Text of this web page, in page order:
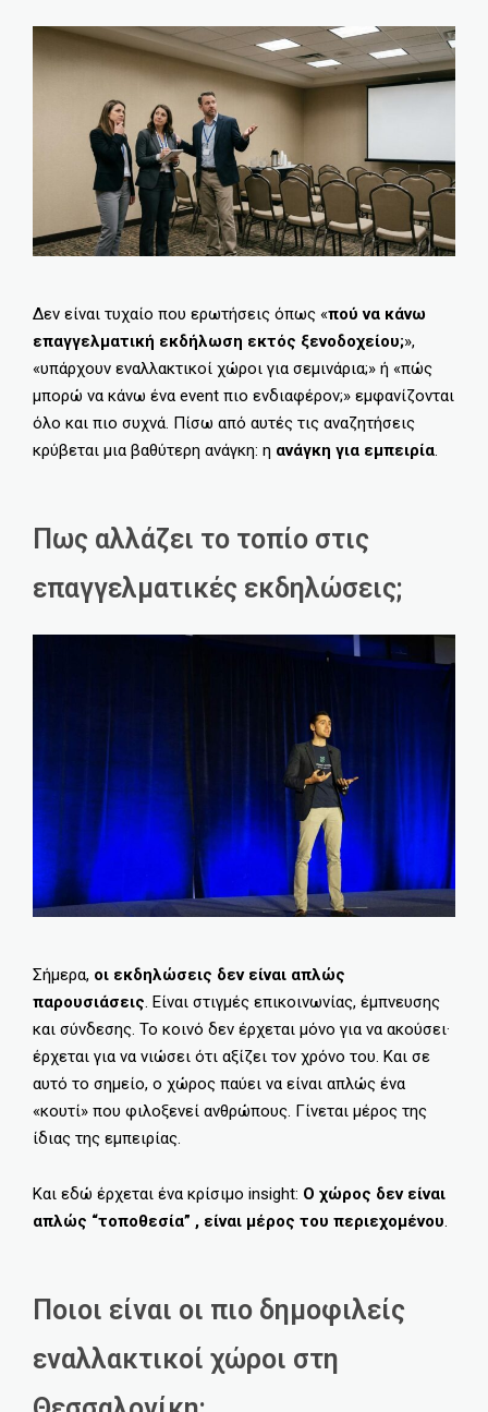
Δεν είναι τυχαίο που ερωτήσεις όπως «πού να κάνω
επαγγελματική εκδήλωση εκτός ξενοδοχείου;»,
«υπάρχουν εναλλακτικοί χώροι για σεμινάρια;» ή «πώς
μπορώ να κάνω ένα event πιο ενδιαφέρον;» εμφανίζονται
όλο και πιο συχνά. Πίσω από αυτές τις αναζητήσεις
κρύβεται μια βαθύτερη ανάγκη: η ανάγκη για εμπειρία.
Πως αλλάζει το τοπίο στις
επαγγελματικές εκδηλώσεις;
Σήμερα, οι εκδηλώσεις δεν είναι απλώς
παρουσιάσεις. Είναι στιγμές επικοινωνίας, έμπνευσης
και σύνδεσης. Το κοινό δεν έρχεται μόνο για να ακούσει·
έρχεται για να νιώσει ότι αξίζει τον χρόνο του. Και σε
αυτό το σημείο, ο χώρος παύει να είναι απλώς ένα
«κουτί» που φιλοξενεί ανθρώπους. Γίνεται μέρος της
ίδιας της εμπειρίας.
Και εδώ έρχεται ένα κρίσιμο insight: Ο χώρος δεν είναι
απλώς “τοποθεσία” , είναι μέρος του περιεχομένου.
Ποιοι είναι οι πιο δημοφιλείς
εναλλακτικοί χώροι στη